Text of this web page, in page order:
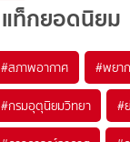
แท็กยอดนิยม
#สภาพอากาศ #พยา
#กรมอุตุนิยมวิทยา #